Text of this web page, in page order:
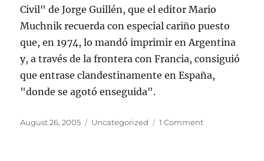
Civil" de Jorge Guillén, que el editor Mario
Muchnik recuerda con especial cariño puesto
que, en 1974, lo mandó imprimir en Argentina
y, a través de la frontera con Francia, consiguió
que entrase clandestinamente en España,
"donde se agotó enseguida".
Posted
August 26, 2005 Categories
Uncategorized 1 Commenton